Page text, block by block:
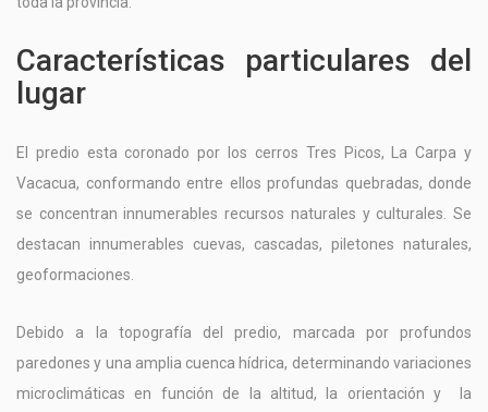
Características particulares del
lugar
El predio esta coronado por los cerros Tres Picos, La Carpa y
Vacacua, conformando entre ellos profundas quebradas, donde
se concentran innumerables recursos naturales y culturales. Se
destacan innumerables cuevas, cascadas, piletones naturales,
geoformaciones.
Debido a la topografía del predio, marcada por profundos
paredones y una amplia cuenca hídrica, determinando variaciones
microclimáticas en función de la altitud, la orientación y la